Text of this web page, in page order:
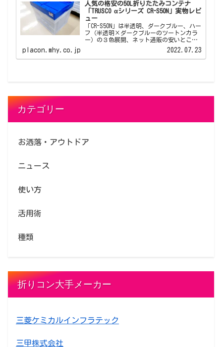
人気の格安の50L折りたたみコンテナ
「TRUSCO αシリーズ CR-S50N」実物レビ
ュー
「CR-S50N」は半透明、ダークブルー、ハー
フ（半透明×ダークブルーのツートンカラ
ー）の３色展開、ネット通販の安いところ
では1500円以下から出品されている人気の
折りたたみコンテナです。 それなりの数の
折りたたみコンテナを揃えたい、頑丈で長
placon.mhy.co.jp 2022.07.23
カテゴリー
お洒落・アウトドア
ニュース
使い方
活用術
種類
折りコン大手メーカー
三菱ケミカルインフラテック
三甲株式会社